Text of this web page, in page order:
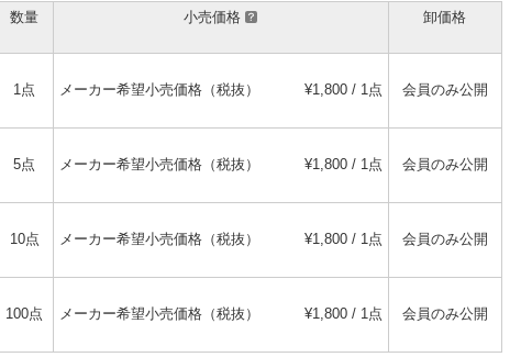
数量 小売価格 卸価格
1点 メーカー希望小売価格（税抜） ¥1,800 / 1点 会員のみ公開
5点 メーカー希望小売価格（税抜） ¥1,800 / 1点 会員のみ公開
10点 メーカー希望小売価格（税抜） ¥1,800 / 1点 会員のみ公開
100点 メーカー希望小売価格（税抜） ¥1,800 / 1点 会員のみ公開